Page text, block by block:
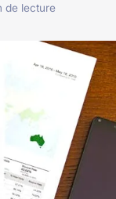
de lecture